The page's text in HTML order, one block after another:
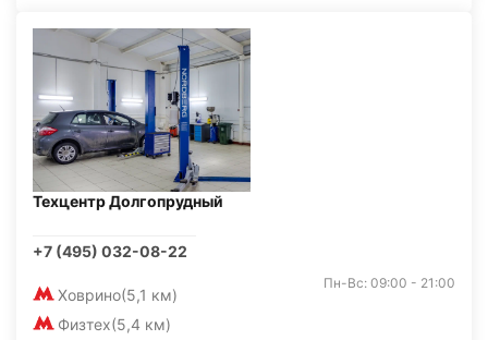
Техцентр Долгопрудный
+7 (495) 032-08-22
Ховрино(5,1 км)
Физтех(5,4 км)
Пн-Вс: 09:00 - 21:00